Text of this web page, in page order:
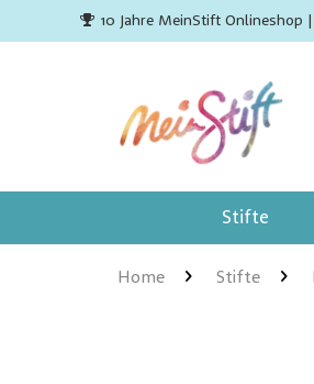
10 Jahre MeinStift Onlineshop |
Stifte
Home Stifte